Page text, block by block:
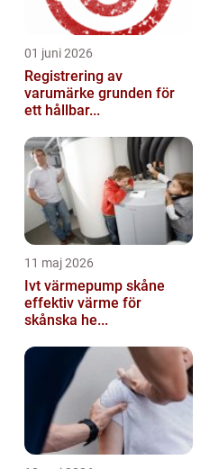
01 juni 2026
Registrering av
varumärke grunden för
ett hållbar...
11 maj 2026
Ivt värmepump skåne
effektiv värme för
skånska he...